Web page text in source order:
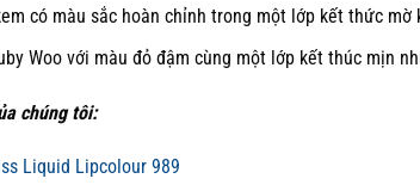
có màu sắc hoàn chỉnh trong một lớp kết thức mờ
Woo với màu đỏ đậm cùng một lớp kết thúc mịn
chúng tôi:
Liquid Lipcolour 989